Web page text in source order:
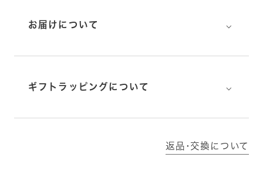
お届けについて ⌵
ギフトラッピングについて ⌵
返品･交換について